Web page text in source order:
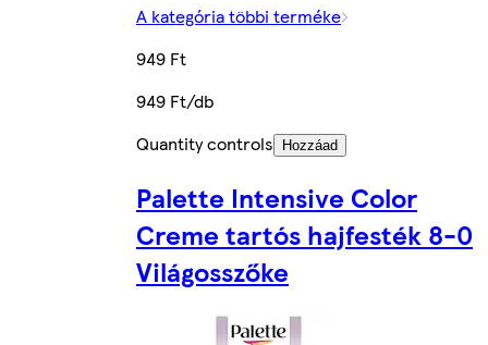
A kategória többi terméke
949 Ft
949 Ft/db
Quantity controls
Hozzáad
Palette Intensive Color
Creme tartós hajfesték 8-0
Világosszőke